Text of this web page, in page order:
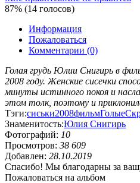
87% (14 голосов)
Информация
Пожаловаться
Комментарии (0)
Голая грудь Юлии Снигирь в
2008 году. Женские сисечки
минуты истинного покоя и
этом толк, поэтому и
Тэги:сиськи2008фильмГолые
Знаменитость:Юлия Снигирь
Фотографий: 10
Просмотров: 38 609
Добавлен: 28.10.2019
Спасибо! Мы благодарны за
Пожаловаться на альбом